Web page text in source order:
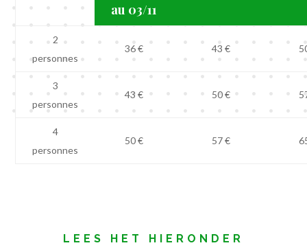
au 03/11
2
personnes
36 € 43 €
3
personnes
43 € 50 €
4
personnes
50 € 57 €
LEES HET HIERONDER